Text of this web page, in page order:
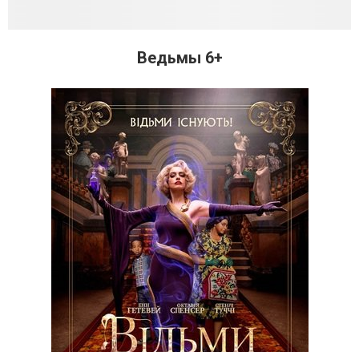
Ведьмы 6+